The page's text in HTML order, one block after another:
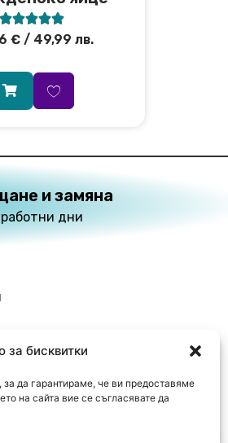
за бисквитки
да гарантираме, че ви предоставяме
на сайта вие се съгласявате да

€/ 49,99 лв.
и замяна
дни